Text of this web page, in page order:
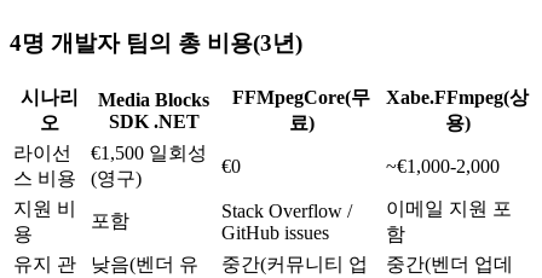
4명 개발자 팀의 총 비용(3년)
시나리
오
Media Blocks
SDK .NET
FFMpegCore(무
료)
Xabe.FFmpeg(상
용)
라이선
스 비용
€1,500 일회성
(영구)
€0 ~€1,000-2,000
지원 비
용
포함
Stack Overflow /
GitHub issues
이메일 지원 포
함
유지 관
낮음(벤더 유
중간(커뮤니티 업
중간(벤더 업데